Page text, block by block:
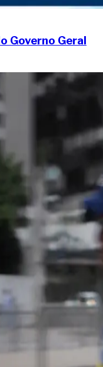
Governo Geral